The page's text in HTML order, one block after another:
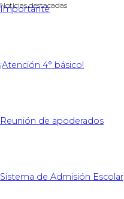
Noticias destacadas
Importante
¡Atención 4° básico!
Reunión de apoderados
Sistema de Admisión Escolar